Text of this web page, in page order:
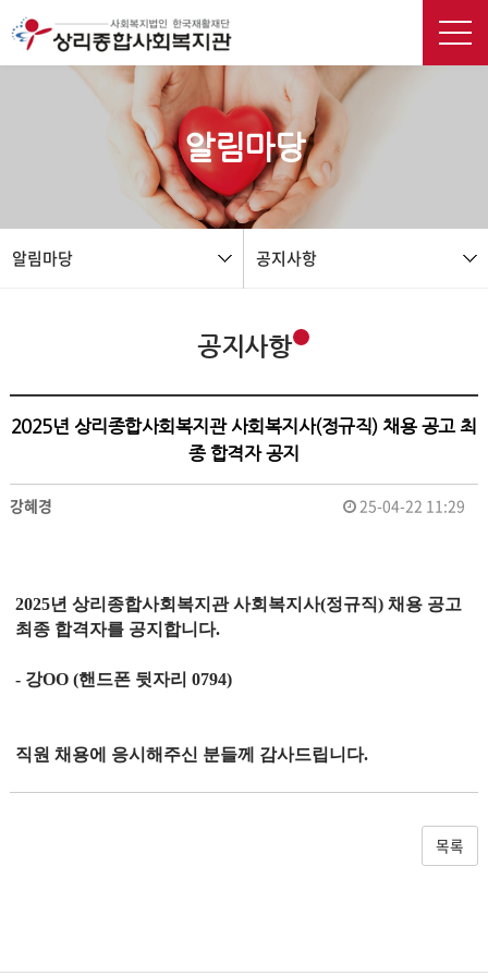
알림마당
알림마당 공지사항
공지사항
2025년 상리종합사회복지관 사회복지사(정규직) 채용 공고 최
종 합격자 공지
강혜경 25-04-22 11:29
2025년 상리종합사회복지관 사회복지사(정규직) 채용 공고
최종 합격자를 공지합니다.
- 강OO (핸드폰 뒷자리 0794)
직원 채용에 응시해주신 분들께 감사드립니다.
목록